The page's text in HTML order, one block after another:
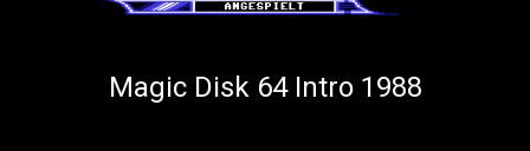
Magic Disk 64 Intro 1988